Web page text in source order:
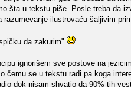
šta u tekstu piše. Posle treba da
razumevanje ilustrovaću šaljivim
da zakurim"
ignorišem sve postove na
čemu se u tekstu radi pa koga
dok nisam shvatio da 90% tih